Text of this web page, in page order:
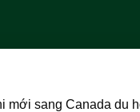
mới sang Canada du